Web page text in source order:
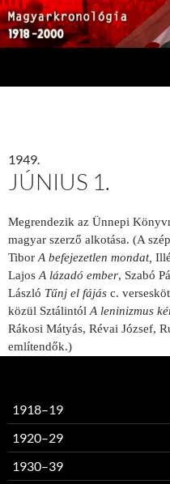
1949.
JÚNIUS 1.
Megrendezik az Ünnepi
magyar szerző alkotása. (A
Tibor A befejezetlen mondat,
Lajos A lázadó ember, Szabó
László Tűnj el fájás c.
közül Sztálintól A leninizmus
Rákosi Mátyás, Révai József,
említendők.)
1918–19
1920–29
1930–39